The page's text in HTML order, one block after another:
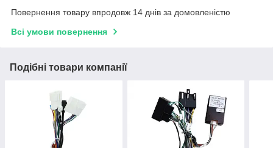
Повернення товару впродовж 14 днів за домовленістю
Всі умови повернення
Подібні товари компанії